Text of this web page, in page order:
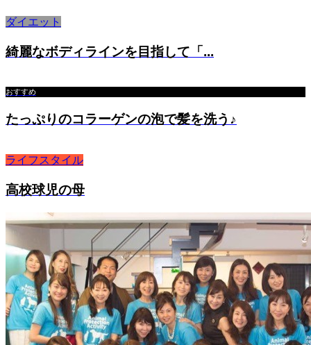
ダイエット
綺麗なボディラインを目指して「...
おすすめ
たっぷりのコラーゲンの泡で髪を洗う♪
ライフスタイル
高校球児の母